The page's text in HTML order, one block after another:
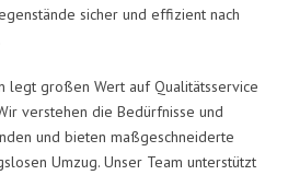
sicher und effizient nach
legt großen Wert auf Qualitätsservice
verstehen die Bedürfnisse und
und bieten maßgeschneiderte
Umzug. Unser Team unterstützt